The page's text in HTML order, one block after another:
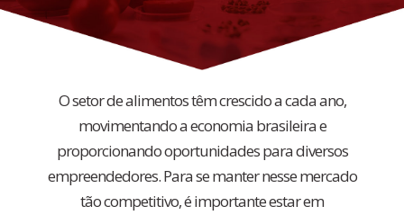
O setor de alimentos têm crescido a cada ano,
movimentando a economia brasileira e
proporcionando oportunidades para diversos
empreendedores. Para se manter nesse mercado
tão competitivo, é importante estar em